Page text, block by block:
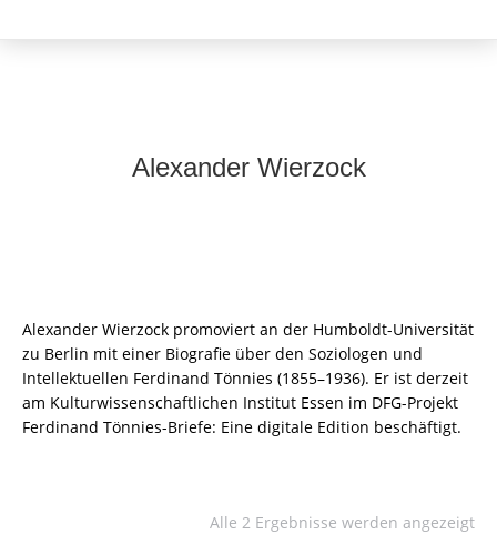
Alexander Wierzock
Alexander Wierzock promoviert an der Humboldt-Universität
zu Berlin mit einer Biografie über den Soziologen und
Intellektuellen Ferdinand Tönnies (1855–1936). Er ist derzeit
am Kulturwissenschaftlichen Institut Essen im DFG-Projekt
Ferdinand Tönnies-Briefe: Eine digitale Edition beschäftigt.
Alle 2 Ergebnisse werden angezeigt